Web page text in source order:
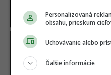
Nový iPhone 17e je tu,
vysoký výkon kombinuje
Personalizovaná
obsahu, prieskum
Uchovávanie alebo
Ďalšie informácie